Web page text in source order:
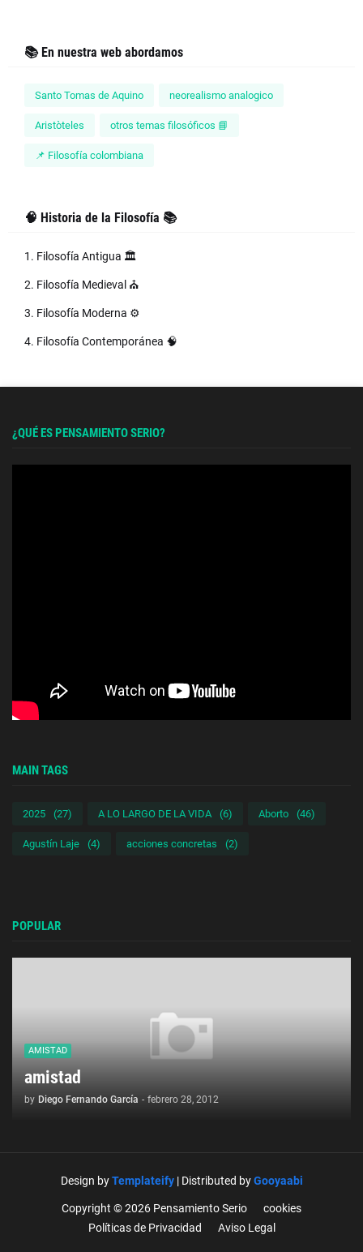
📚 En nuestra web abordamos
Santo Tomas de Aquino neorealismo analogico
Aristòteles otros temas filosóficos 📘
📌 Filosofía colombiana
🧠 Historia de la Filosofía 📚
1. Filosofía Antigua 🏛️
2. Filosofía Medieval ⛪
3. Filosofía Moderna ⚙️
4. Filosofía Contemporánea 🧠
¿QUÉ ES PENSAMIENTO SERIO?
MAIN TAGS
2025 (27) A LO LARGO DE LA VIDA (6) Aborto (46)
Agustín Laje (4) acciones concretas (2)
POPULAR
AMISTAD
amistad
by Diego Fernando García - febrero 28, 2012
Design byTemplateify| Distributed byGooyaabi
Copyright © 2026 Pensamiento Serio
cookies
Políticas de Privacidad
Aviso Legal